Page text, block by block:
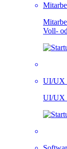
Voll-
UI/UX
UI/UX